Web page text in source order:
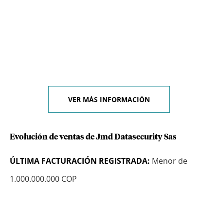
VER MÁS INFORMACIÓN
Evolución de ventas de Jmd Datasecurity Sas
ÚLTIMA FACTURACIÓN REGISTRADA: Menor de
1.000.000.000 COP